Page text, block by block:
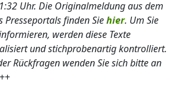
Uhr. Die Originalmeldung aus dem
Presseportals finden Siehier. Um Sie
werden diese Texte
und stichprobenartig kontrolliert.
Rückfragen wenden Sie sich bitte an